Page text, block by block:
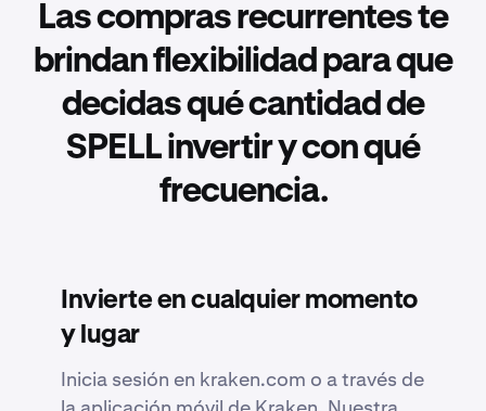
Las compras recurrentes te
brindan flexibilidad para que
decidas qué cantidad de
SPELL invertir y con qué
frecuencia.
Invierte en cualquier momento
y lugar
Inicia sesión en kraken.com o a través de